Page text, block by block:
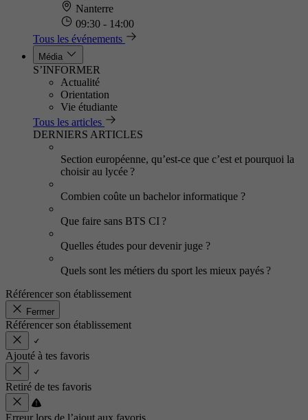
Nanterre
09:30 - 14:00
Tous les événements
Média
S’INFORMER
Actualité
Orientation
Vie étudiante
Tous les articles
DERNIERS ARTICLES
Section européenne, qu’est-ce que c’est et pourquoi la
choisir au lycée ?
Combien coûte un bachelor informatique ?
Que faire sans BTS CI ?
Quelles études pour devenir juge ?
Quels sont les métiers du sport les mieux payés ?
Référencer son établissement
Fermer
Référencer son établissement
Ajouté à tes favoris
Retiré de tes favoris
Erreur lors de l’ajout aux favoris